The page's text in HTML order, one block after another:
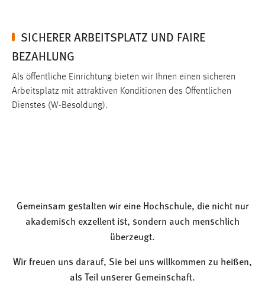
SICHERER ARBEITSPLATZ UND FAIRE
BEZAHLUNG
Als öffentliche Einrichtung bieten wir Ihnen einen sicheren
Arbeitsplatz mit attraktiven Konditionen des Öffentlichen
Dienstes (W-Besoldung).
Gemeinsam gestalten wir eine Hochschule, die nicht nur
akademisch exzellent ist, sondern auch menschlich
überzeugt.
Wir freuen uns darauf, Sie bei uns willkommen zu heißen,
als Teil unserer Gemeinschaft.
Zweck:
Conversion-Tracking
3 Monate
YouTube